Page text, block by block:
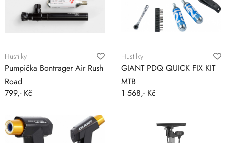
Hustilky
Pumpička Bontrager Air Rush
Road
799,- Kč
Hustilky
GIANT PDQ QUICK FIX KIT
MTB
1 568,- Kč